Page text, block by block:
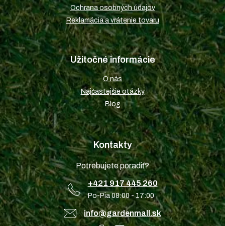
Ochrana osobných údajov
Reklamácia a vrátenie tovaru
Užitočné informácie
O nás
Najčastejšie otázky
Blog
Kontakty
Potrebujete poradiť?
+421 917 445 260
Po-Pia 08:00 - 17:00
info@gardenmall.sk